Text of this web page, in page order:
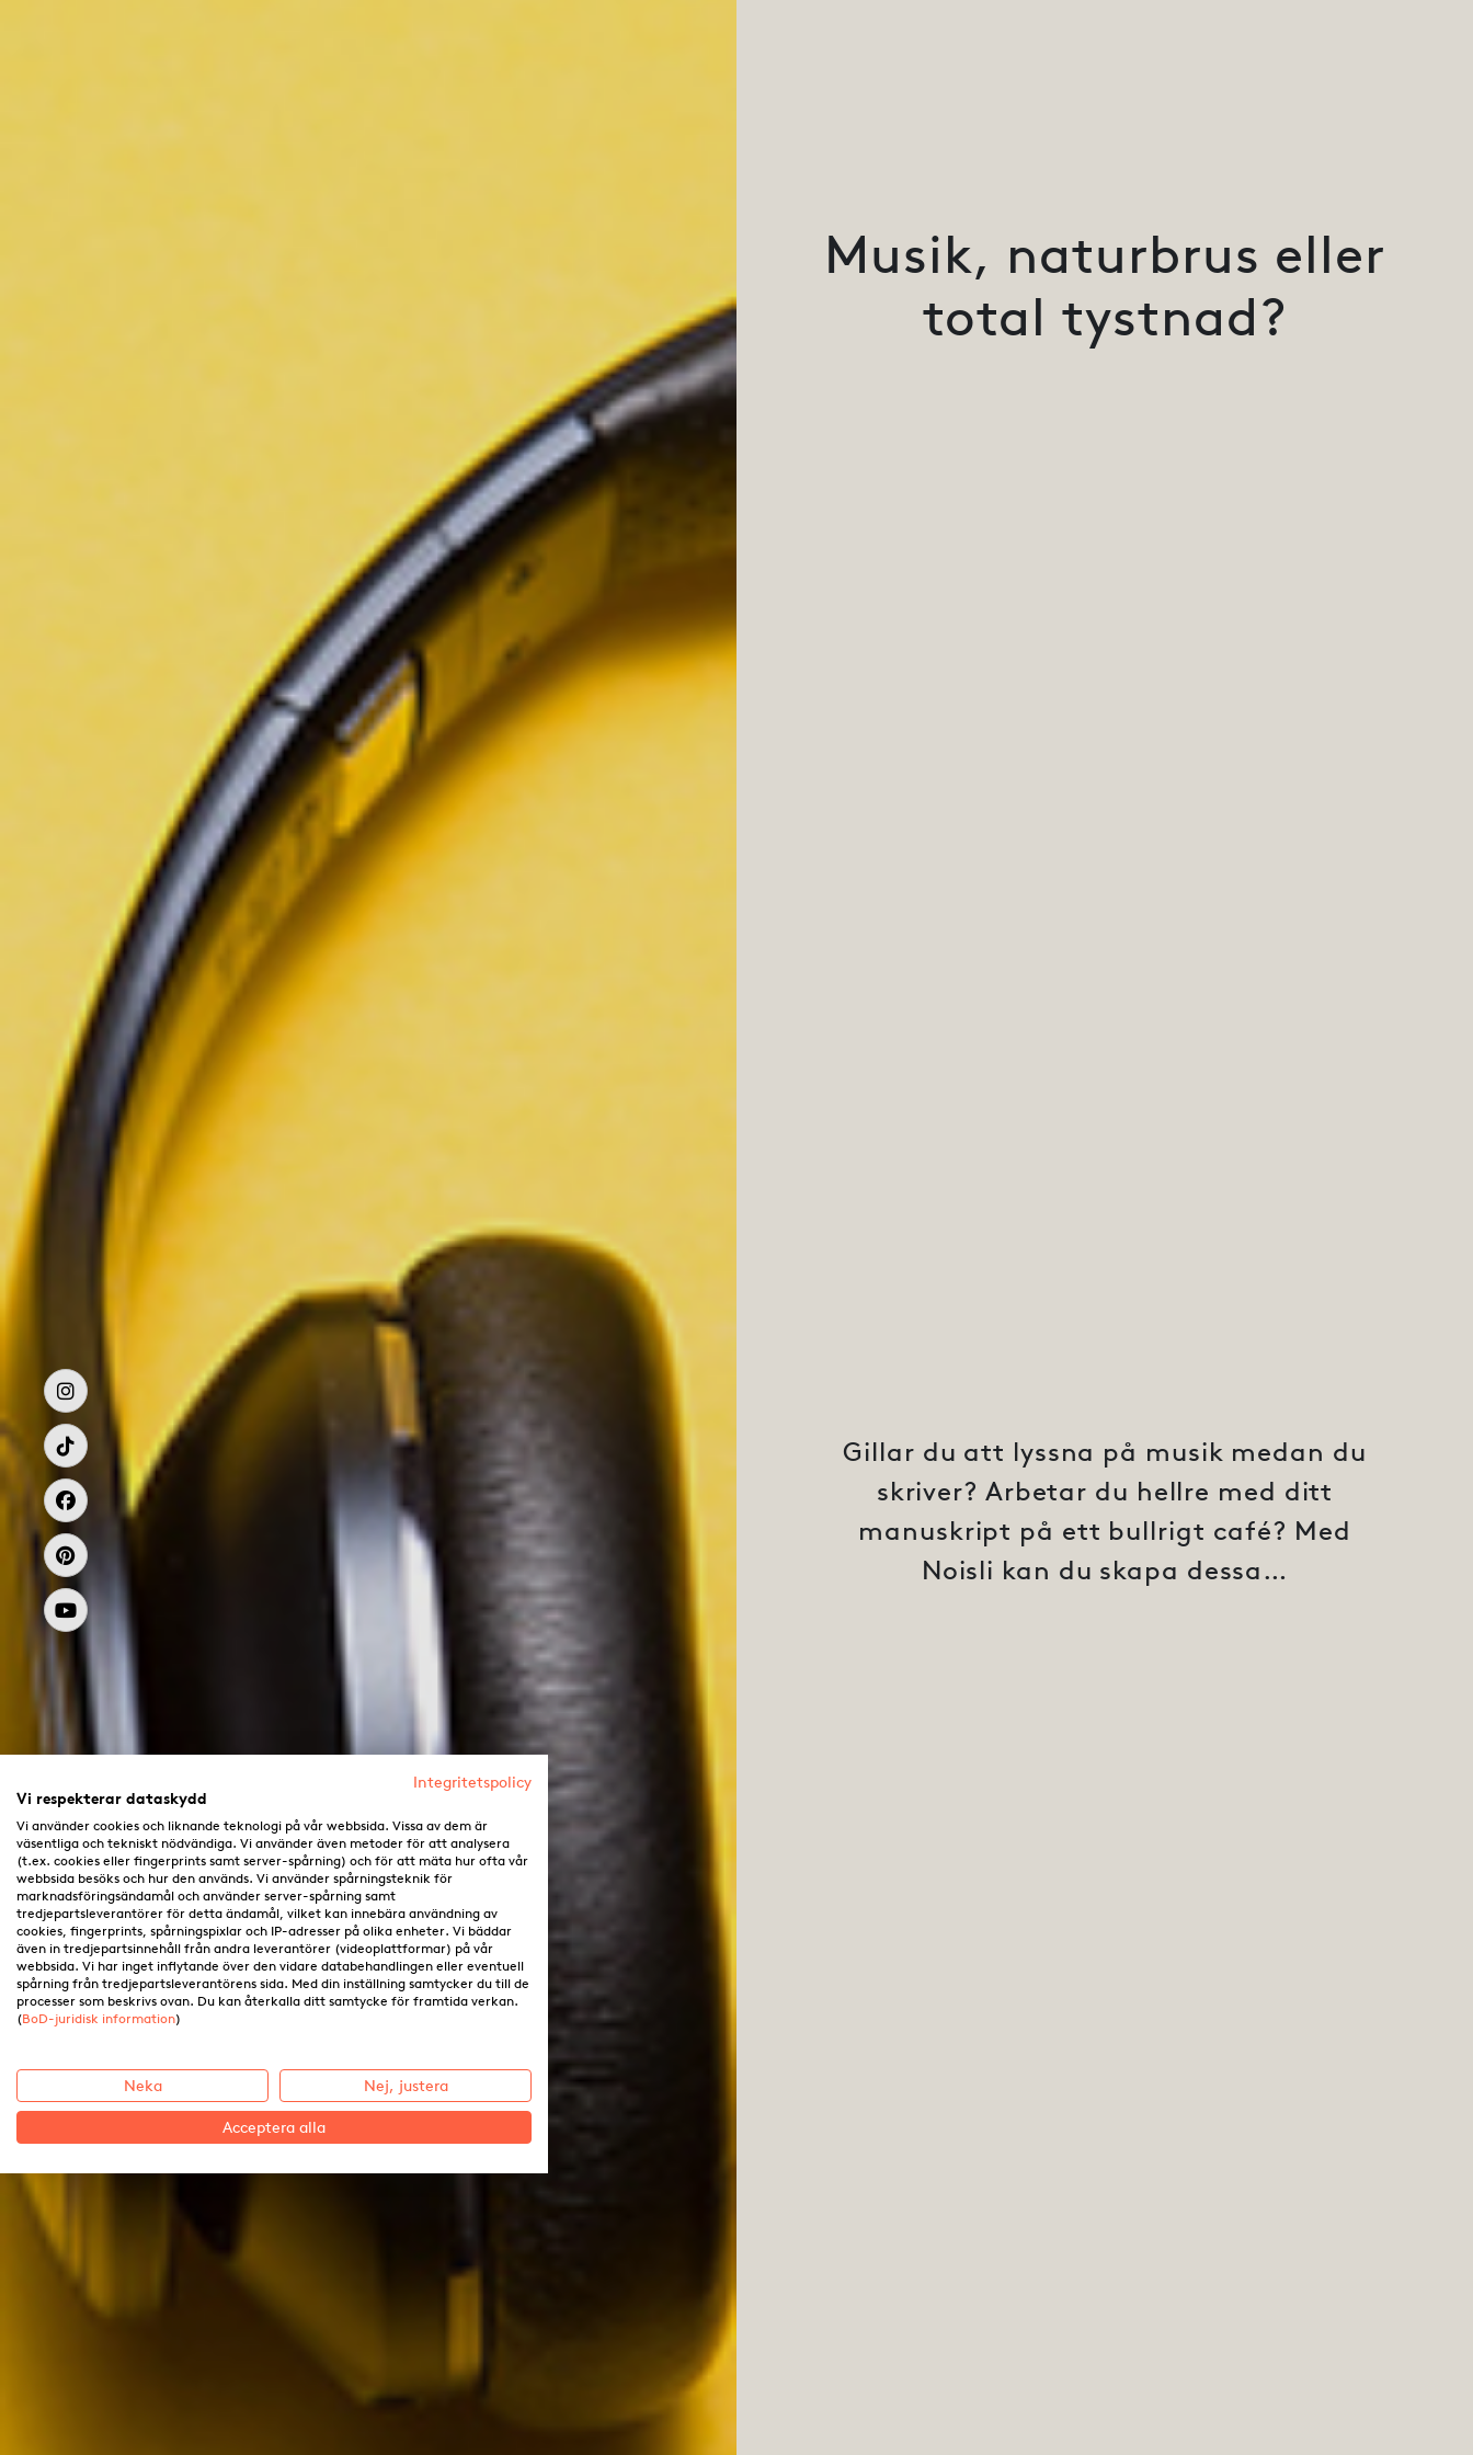
Musik, naturbrus eller
total tystnad?
Gillar du att lyssna på musik medan du
skriver? Arbetar du hellre med ditt
manuskript på ett bullrigt café? Med
Noisli kan du skapa dessa…
Integritetspolicy
Vi respekterar dataskydd
Vi använder cookies och liknande teknologi på vår webbsida. Vissa av dem är
väsentliga och tekniskt nödvändiga. Vi använder även metoder för att analysera
(t.ex. cookies eller fingerprints samt server-spårning) och för att mäta hur ofta vår
webbsida besöks och hur den används. Vi använder spårningsteknik för
marknadsföringsändamål och använder server-spårning samt
tredjepartsleverantörer för detta ändamål, vilket kan innebära användning av
cookies, fingerprints, spårningspixlar och IP-adresser på olika enheter. Vi bäddar
även in tredjepartsinnehåll från andra leverantörer (videoplattformar) på vår
webbsida. Vi har inget inflytande över den vidare databehandlingen eller eventuell
spårning från tredjepartsleverantörens sida. Med din inställning samtycker du till de
processer som beskrivs ovan. Du kan återkalla ditt samtycke för framtida verkan.
(BoD-juridisk information)
Neka Nej, justera
Acceptera alla